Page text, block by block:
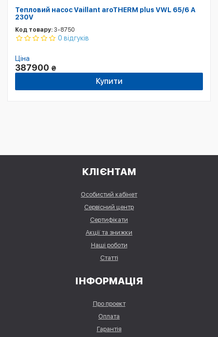
Тепловий насос Vaillant aroTHERM plus VWL 65/6 A
230V
Код товару: 3-8750
0 відгуків
Ціна
387900 ₴
Купити
КЛІЄНТАМ
Особистий кабінет
Сервісний центр
Сертифікати
Акції та знижки
Наші роботи
Статті
ІНФОРМАЦІЯ
Про проект
Оплата
Гарантія